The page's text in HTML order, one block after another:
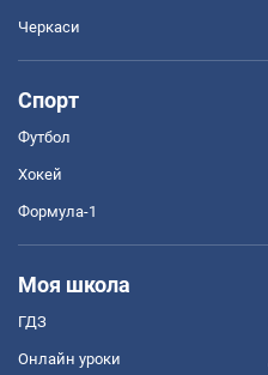
Черкаси
Спорт
Футбол
Хокей
Формула-1
Моя школа
ГДЗ
Онлайн уроки